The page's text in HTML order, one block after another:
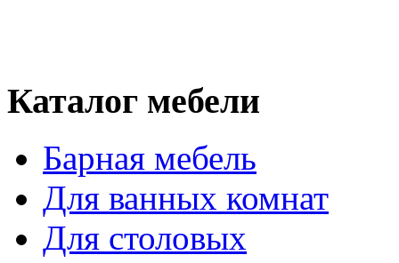
Каталог мебели
Барная мебель
Для ванных комнат
Для столовых